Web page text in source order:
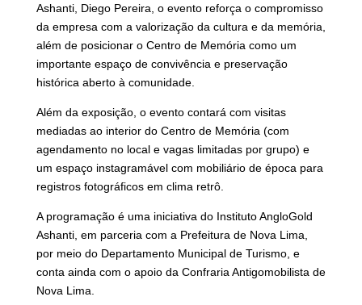
Ashanti, Diego Pereira, o evento reforça o compromisso
da empresa com a valorização da cultura e da memória,
além de posicionar o Centro de Memória como um
importante espaço de convivência e preservação
histórica aberto à comunidade.
Além da exposição, o evento contará com visitas
mediadas ao interior do Centro de Memória (com
agendamento no local e vagas limitadas por grupo) e
um espaço instagramável com mobiliário de época para
registros fotográficos em clima retrô.
A programação é uma iniciativa do Instituto AngloGold
Ashanti, em parceria com a Prefeitura de Nova Lima,
por meio do Departamento Municipal de Turismo, e
conta ainda com o apoio da Confraria Antigomobilista de
Nova Lima.